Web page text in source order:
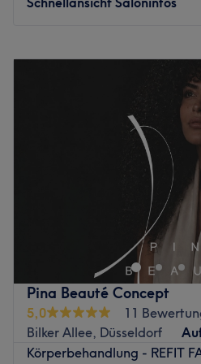
Lass dir deine Schönheit von
zeigen. Im Kosmetiksalon Skin
Düsseldorfs, verstecken sich
Möglichkeiten für echte Wow-
nächste Mal in den Spiegel
kannst du gerne vorbeikommen
Termin ganz einfach über
per App.
Pina Beauté Concept
5,0
11
Bilker Allee, Düsseldorf
Körperbehandlung - REFIT